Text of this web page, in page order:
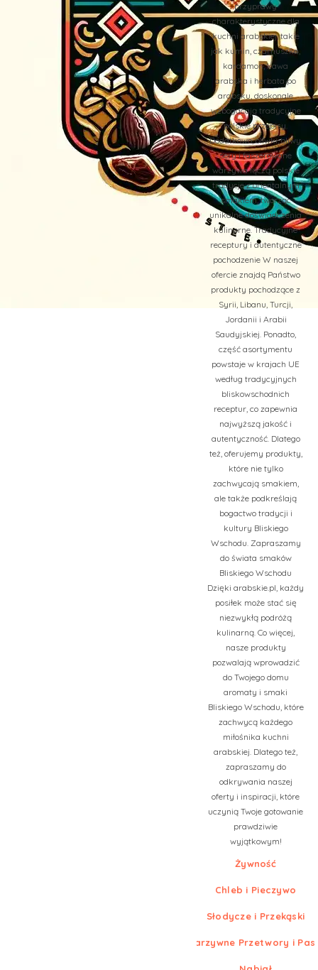
przyprawy
charakterystyczne dla
kuchni arabskiej, takie
jak kumin, czarnuszka,
kardamon, kawa
arabska i herbata po
arabsku, doskonale
wzbogacają tradycyjne
polskie przepisy.
Dodatkowo, oliwki, oliwy,
sery i faszerowane
warzywa łączą polskie
tradycje z orientalnym
smakiem, tworząc
unikalne doświadczenia
kulinarne. Tradycyjne
receptury i autentyczne
pochodzenie W naszej
ofercie znajdą Państwo
produkty pochodzące z
Syrii, Libanu, Turcji,
Jordanii i Arabii
Saudyjskiej. Ponadto,
część asortymentu
powstaje w krajach UE
według tradycyjnych
bliskowschodnich
receptur, co zapewnia
najwyższą jakość i
autentyczność. Dlatego
też, oferujemy produkty,
które nie tylko
zachwycają smakiem,
ale także podkreślają
bogactwo tradycji i
kultury Bliskiego
Wschodu. Zapraszamy
do świata smaków
Bliskiego Wschodu
Dzięki arabskie.pl, każdy
posiłek może stać się
niezwykłą podróżą
kulinarną. Co więcej,
nasze produkty
pozwalają wprowadzić
do Twojego domu
aromaty i smaki
Bliskiego Wschodu, które
zachwycą każdego
miłośnika kuchni
arabskiej. Dlatego też,
zapraszamy do
odkrywania naszej
oferty i inspiracji, które
uczynią Twoje gotowanie
prawdziwie
wyjątkowym!
Żywność
Chleb i Pieczywo
Słodycze i Przekąski
Warzywne Przetwory i